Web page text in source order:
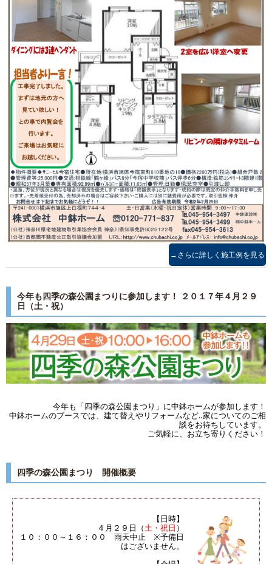
→さらに詳しく施工例を見る
今年も四季の森公園まつりに参加します！ ２０１７年４月２９
日（土・祝）
今年も「四季の森公園まつり」に中鉢ホームが参加します！
中鉢ホームのブースでは、建て替えやリフォームなど‥家についてのご相
談をお待ちしています。
ご気軽に、お立ち寄りください！
四季の森公園まつり 開催概要
【日時】
４月２９日（土・祝日 ）
１０：００～１６：００ 雨天中止 ※予備日
はございません。